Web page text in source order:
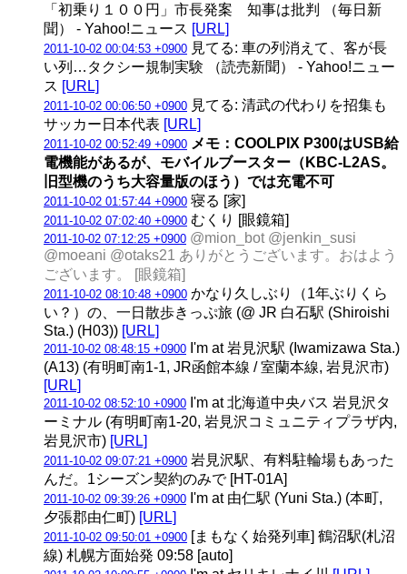
「初乗り１００円」市長発案 知事は批判 （毎日新
聞） - Yahoo!ニュース [URL]
2011-10-02 00:04:53 +0900 見てる: 車の列消えて、客が長
い列…タクシー規制実験 （読売新聞） - Yahoo!ニュー
ス [URL]
2011-10-02 00:06:50 +0900 見てる: 清武の代わりを招集も
サッカー日本代表 [URL]
2011-10-02 00:52:49 +0900 メモ：COOLPIX P300はUSB給
電機能があるが、モバイルブースター（KBC-L2AS。
旧型機のうち大容量版のほう）では充電不可
2011-10-02 01:57:44 +0900 寝る [家]
2011-10-02 07:02:40 +0900 むくり [眼鏡箱]
2011-10-02 07:12:25 +0900 @mion_bot @jenkin_susi
@moeani @otaks21 ありがとうございます。おはよう
ございます。 [眼鏡箱]
2011-10-02 08:10:48 +0900 かなり久しぶり（1年ぶりくら
い？）の、一日散歩きっぷ旅 (@ JR 白石駅 (Shiroishi
Sta.) (H03)) [URL]
2011-10-02 08:48:15 +0900 I'm at 岩見沢駅 (Iwamizawa Sta.)
(A13) (有明町南1-1, JR函館本線 / 室蘭本線, 岩見沢市)
[URL]
2011-10-02 08:52:10 +0900 I'm at 北海道中央バス 岩見沢タ
ーミナル (有明町南1-20, 岩見沢コミュニティプラザ内,
岩見沢市) [URL]
2011-10-02 09:07:21 +0900 岩見沢駅、有料駐輪場もあった
んだ。1シーズン契約のみで [HT-01A]
2011-10-02 09:39:26 +0900 I'm at 由仁駅 (Yuni Sta.) (本町,
夕張郡由仁町) [URL]
2011-10-02 09:50:01 +0900 [まもなく始発列車] 鶴沼駅(札沼
線) 札幌方面始発 09:58 [auto]